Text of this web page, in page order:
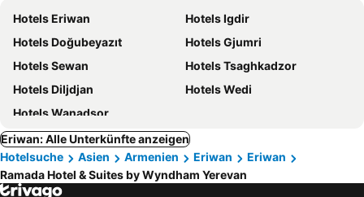
Hotels Eriwan
Hotels Igdir
Hotels Doğubeyazıt
Hotels Gjumri
Hotels Sewan
Hotels Tsaghkadzor
Hotels Diljdjan
Hotels Wedi
Hotels Wanadsor
Eriwan: Alle Unterkünfte anzeigen
Hotelsuche
Asien Armenien Eriwan
Eriwan
Ramada Hotel & Suites by Wyndham Yerevan